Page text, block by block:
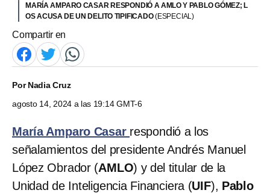
MARÍA AMPARO CASAR RESPONDIÓ A AMLO Y PABLO GÓMEZ; L
OS ACUSA DE UN DELITO TIPIFICADO(ESPECIAL)
Compartir en
PorNadia Cruz
agosto 14, 2024 a las 19:14 GMT-6
María Amparo Casar respondió a los
señalamientos del presidente Andrés Manuel
López Obrador (AMLO) y del titular de la
Unidad de Inteligencia Financiera (UIF), Pablo